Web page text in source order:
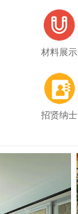
材料展示
招贤纳士